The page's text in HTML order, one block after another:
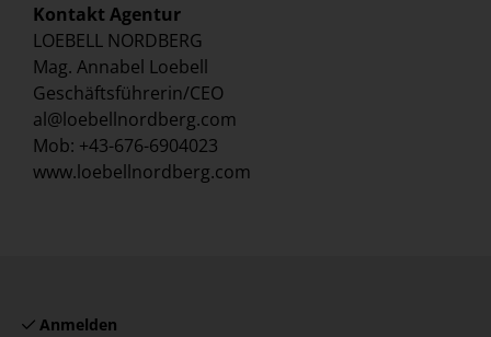
Kontakt Agentur
LOEBELL NORDBERG
Mag. Annabel Loebell
Geschäftsführerin/CEO
al@loebellnordberg.com
Mob: +43-676-6904023
www.loebellnordberg.com
Anmelden